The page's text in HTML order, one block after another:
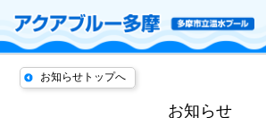
お知らせトップへ
お知らせ